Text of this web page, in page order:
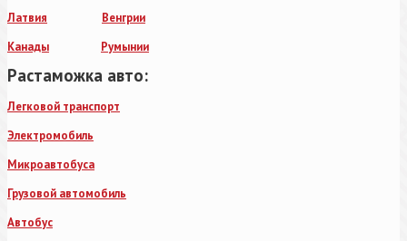
Латвия
Венгрии
Канады
Румынии
Растаможка авто:
Легковой транспорт
Электромобиль
Микроавтобуса
Грузовой автомобиль
Автобус